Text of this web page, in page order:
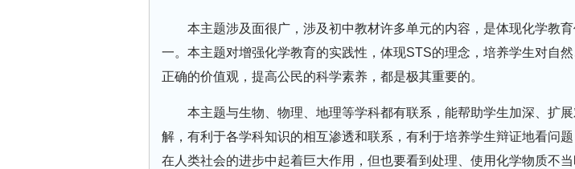
本主题涉及面很广，涉及初中教材许多单元的内容，是体现化学教
一。本主题对增强化学教育的实践性，体现STS的理念，培养学生对自
正确的价值观，提高公民的科学素养，都是极其重要的。
本主题与生物、物理、地理等学科都有联系，能帮助学生加深、扩
解，有利于各学科知识的相互渗透和联系，有利于培养学生辩证地看问
在人类社会的进步中起着巨大作用，但也要看到处理、使用化学物质不